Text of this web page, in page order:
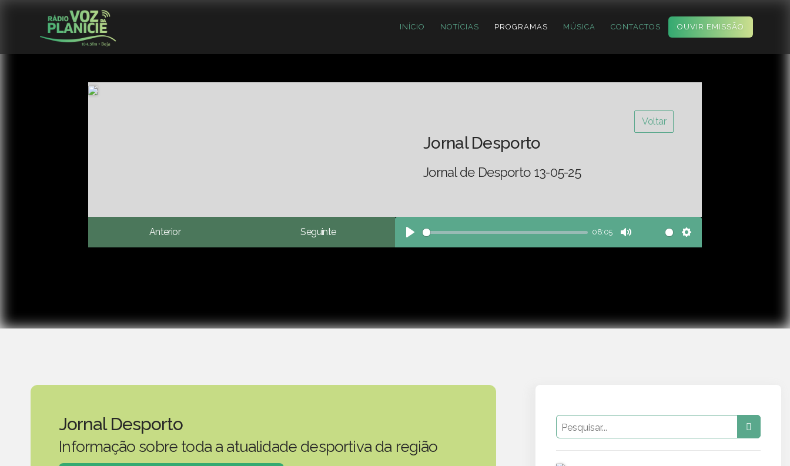
INÍCIO NOTÍCIAS PROGRAMAS MÚSICA CONTACTOS OUVIR EMISSÃO
Voltar
Jornal Desporto
Jornal de Desporto 13-05-25
Anterior Seguinte
Play
08:05
Mute Settings
Jornal Desporto
Informação sobre toda a atualidade desportiva da região